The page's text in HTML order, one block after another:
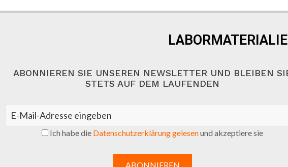
ABONNIEREN SIE UNSEREN NEWSLETTER UND BLEIBEN
STETS AUF DEM LAUFENDEN
Ich habe die Datenschutzerklärung gelesenund akzeptiere sie